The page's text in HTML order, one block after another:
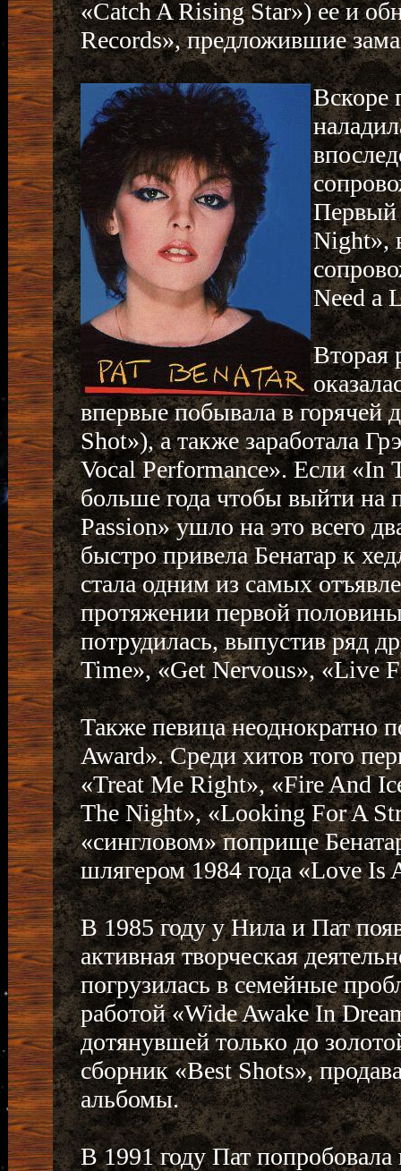
«Catch A Rising Star») ее и
Records», предложившие
Вскоре
Первый
Night»,
Need a
Вторая
впервые побывала в горячей
Shot»), а также заработала
Vocal Performance». Если «In
больше года чтобы выйти на
Passion» ушло на это всего
быстро привела Бенатар к
стала одним из самых
протяжении первой
потрудилась, выпустив ряд
Time», «Get Nervous», «Live
Также певица неоднократно
Award». Среди хитов того
«Treat Me Right», «Fire And
The Night», «Looking For A
«сингловом» поприще
шлягером 1984 года «Love Is
В 1985 году у Нила и Пат
активная творческая
погрузилась в семейные
работой «Wide Awake In
дотянувшей только до
сборник «Best Shots»,
альбомы.
В 1991 году Пат попробовала